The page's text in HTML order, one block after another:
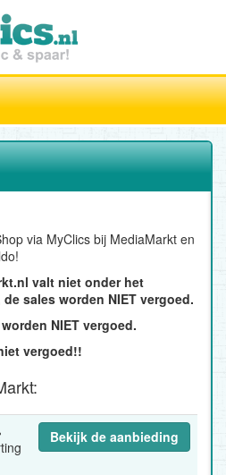
via MyClics bij MediaMarkt en
valt niet onder het
sales worden NIET vergoed.
NIET vergoed.
vergoed!!
Bekijk de aanbieding